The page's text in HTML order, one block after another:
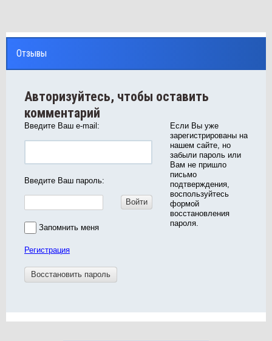
Отзывы
Авторизуйтесь, чтобы оставить
комментарий
Введите Ваш e-mail:
Введите Ваш пароль:
Войти
Запомнить меня
Регистрация
Если Вы уже
зарегистрированы на
нашем сайте, но
забыли пароль или
Вам не пришло
письмо
подтверждения,
воспользуйтесь
формой
восстановления
пароля.
Восстановить пароль